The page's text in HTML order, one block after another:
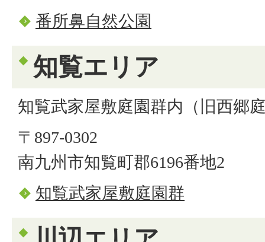
番所鼻自然公園
知覧エリア
知覧武家屋敷庭園群内（旧西郷
〒897-0302
南九州市知覧町郡6196番地2
知覧武家屋敷庭園群